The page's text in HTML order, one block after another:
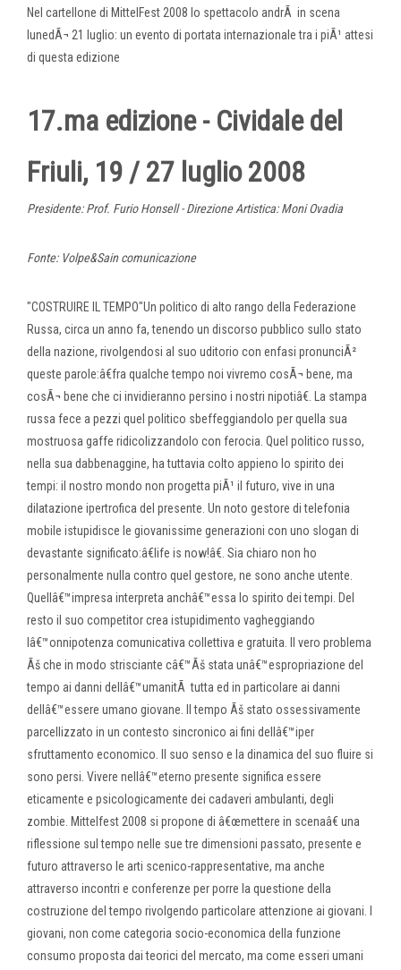
Nel cartellone di MittelFest 2008 lo spettacolo andrÃ in scena
lunedÃ¬ 21 luglio: un evento di portata internazionale tra i piÃ¹ attesi
di questa edizione
17.ma edizione - Cividale del
Friuli, 19 / 27 luglio 2008
Presidente: Prof. Furio Honsell - Direzione Artistica: Moni Ovadia
Fonte: Volpe&Sain comunicazione
"COSTRUIRE IL TEMPO"Un politico di alto rango della Federazione
Russa, circa un anno fa, tenendo un discorso pubblico sullo stato
della nazione, rivolgendosi al suo uditorio con enfasi pronunciÃ²
queste parole:â€fra qualche tempo noi vivremo cosÃ¬ bene, ma
cosÃ¬ bene che ci invidieranno persino i nostri nipotiâ€. La stampa
russa fece a pezzi quel politico sbeffeggiandolo per quella sua
mostruosa gaffe ridicolizzandolo con ferocia. Quel politico russo,
nella sua dabbenaggine, ha tuttavia colto appieno lo spirito dei
tempi: il nostro mondo non progetta piÃ¹ il futuro, vive in una
dilatazione ipertrofica del presente. Un noto gestore di telefonia
mobile istupidisce le giovanissime generazioni con uno slogan di
devastante significato:â€life is now!â€. Sia chiaro non ho
personalmente nulla contro quel gestore, ne sono anche utente.
Quellâ€™impresa interpreta anchâ€™essa lo spirito dei tempi. Del
resto il suo competitor crea istupidimento vagheggiando
lâ€™onnipotenza comunicativa collettiva e gratuita. Il vero problema
Ãš che in modo strisciante câ€™Ãš stata unâ€™espropriazione del
tempo ai danni dellâ€™umanitÃ tutta ed in particolare ai danni
dellâ€™essere umano giovane. Il tempo Ãš stato ossessivamente
parcellizzato in un contesto sincronico ai fini dellâ€™iper
sfruttamento economico. Il suo senso e la dinamica del suo fluire si
sono persi. Vivere nellâ€™eterno presente significa essere
eticamente e psicologicamente dei cadaveri ambulanti, degli
zombie. Mittelfest 2008 si propone di â€œmettere in scenaâ€ una
riflessione sul tempo nelle sue tre dimensioni passato, presente e
futuro attraverso le arti scenico-rappresentative, ma anche
attraverso incontri e conferenze per porre la questione della
costruzione del tempo rivolgendo particolare attenzione ai giovani. I
giovani, non come categoria socio-economica della funzione
consumo proposta dai teorici del mercato, ma come esseri umani